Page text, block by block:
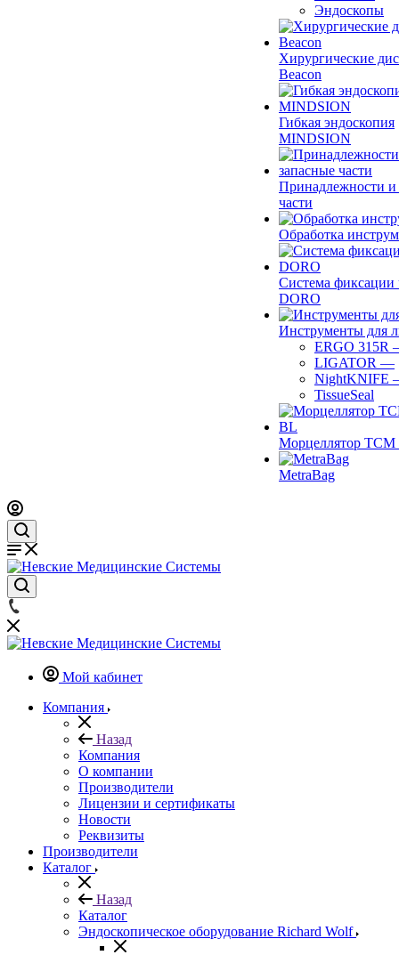
Эндоскопы
Хирургические
Beacon
Гибкая эндоскопия
MINDSION
Принадлежности и
части
Обработка
Система фиксации
DORO
Инструменты для
ERGO 315R
LIGATOR —
NightKNIFE
TissueSeal
Морцеллятор ТСМ
MetraBag
Мой кабинет
Компания
Назад
Компания
О компании
Производители
Лицензии и сертификаты
Новости
Реквизиты
Производители
Каталог
Назад
Каталог
Эндоскопическое оборудование Richard Wolf